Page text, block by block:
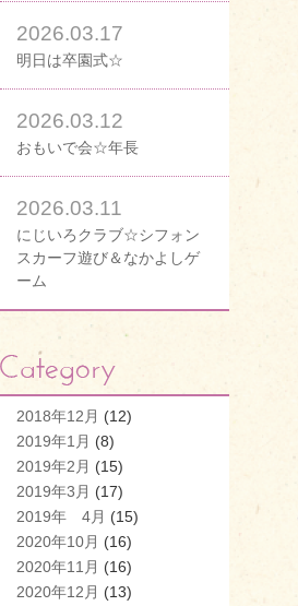
2026.03.17
明日は卒園式☆
2026.03.12
おもいで会☆年長
2026.03.11
にじいろクラブ☆シフォン
スカーフ遊び＆なかよしゲ
ーム
2018年12月 (12)
2019年1月 (8)
2019年2月 (15)
2019年3月 (17)
2019年 4月 (15)
2020年10月 (16)
2020年11月 (16)
2020年12月 (13)